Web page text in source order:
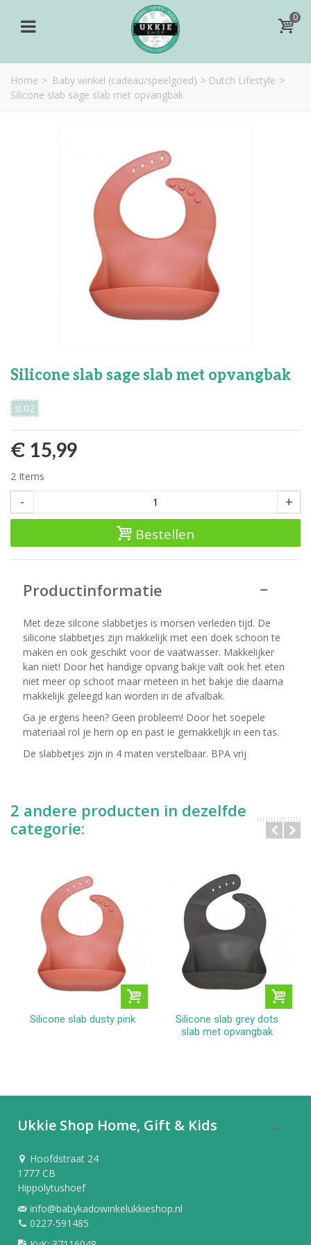
0
Home > Baby winkel (cadeau/speelgoed) > Dutch Lifestyle >
Silicone slab sage slab met opvangbak
Silicone slab sage slab met opvangbak
sl.02
€ 15,99
2 Items
- +
Bestellen
Productinformatie
Met deze silcone slabbetjes is morsen verleden tijd. De
silicone slabbetjes zijn makkelijk met een doek schoon te
maken en ook geschikt voor de vaatwasser. Makkelijker
kan niet! Door het handige opvang bakje valt ook het eten
niet meer op schoot maar meteen in het bakje die daarna
makkelijk geleegd kan worden in de afvalbak.
Ga je ergens heen? Geen probleem! Door het soepele
materiaal rol je hem op en past ie gemakkelijk in een tas.
De slabbetjes zijn in 4 maten verstelbaar. BPA vrij
2 andere producten in dezelfde
categorie:
Silicone slab dusty pink
Silicone slab grey dots
slab met opvangbak
Ukkie Shop Home, Gift & Kids
Hoofdstraat 24
1777 CB
Hippolytushoef
info@babykadowinkelukkieshop.nl
0227-591485